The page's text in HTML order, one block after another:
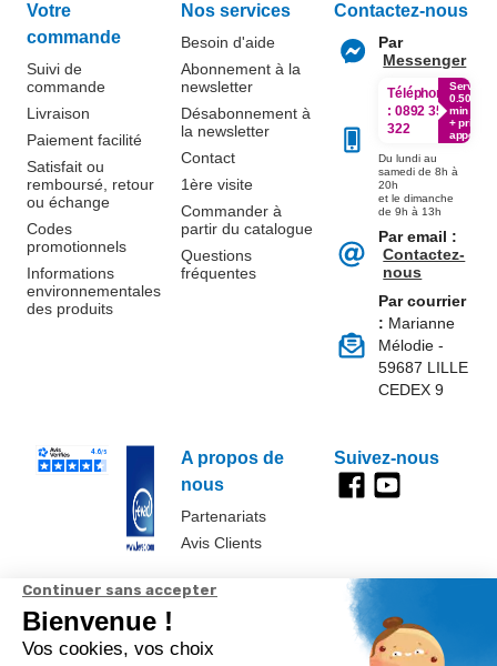
Votre
commande
Suivi de
commande
Livraison
Paiement facilité
Satisfait ou
remboursé, retour
ou échange
Codes
promotionnels
Informations
environnementales
des produits
Nos services
Besoin d'aide
Abonnement à la
newsletter
Désabonnement à
la newsletter
Contact
1ère visite
Commander à
partir du catalogue
Questions
fréquentes
A propos de
nous
Partenariats
Avis Clients
Contactez-nous
Par
Messenger
Téléphone
: 0892 350
322
Service
0.50€ /
min
+ prix
appel
Du lundi au
samedi de 8h à
20h
et le dimanche
de 9h à 13h
Par email :
Contactez-
nous
Par courrier
: Marianne
Mélodie -
59687 LILLE
CEDEX 9
Suivez-nous
Données
personnelles et
cookies
Paramétrer
les cookies
Conditions
générales de